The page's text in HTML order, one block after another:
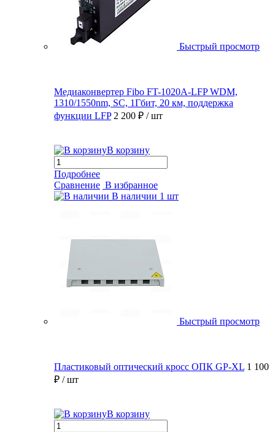
Быстрый просмотр
Медиаконвертер Fibo FT-1020A-LFP WDM,
1310/1550nm, SC, 1Гбит, 20 км, поддержка
функции LFP 2 200 ₽ / шт
В корзину
Подробнее
Сравнение В избранное
В наличии 1 шт
Быстрый просмотр
Пластиковый оптический кросс ОПК GP-XL 1 100
₽ / шт
В корзину